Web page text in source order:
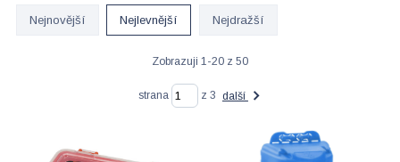
Nejnovější Nejlevnější Nejdražší
Zobrazuji 1-20 z 50
strana z 3 další